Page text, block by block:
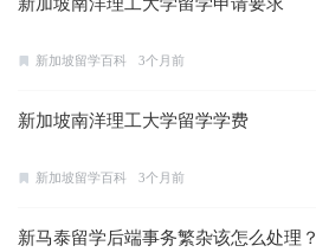
新加坡留学百科 3个月前
新加坡南洋理工大学留学学费
新加坡留学百科 3个月前
新马泰留学后端事务繁杂该怎么处理